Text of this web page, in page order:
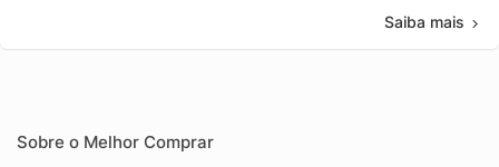
Saiba mais
Sobre o Melhor Comprar